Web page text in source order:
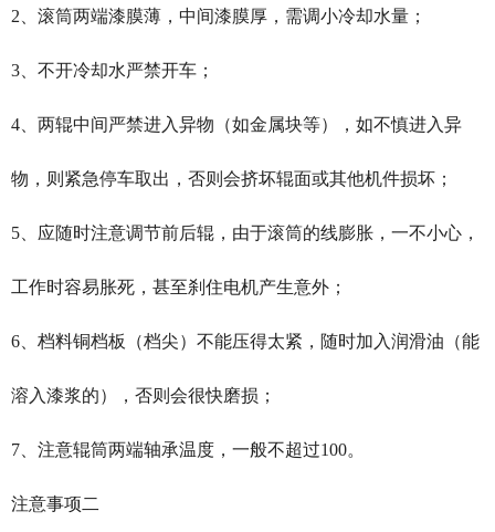
2、滚筒两端漆膜薄，中间漆膜厚，需调小冷却水量；
3、不开冷却水严禁开车；
4、两辊中间严禁进入异物（如金属块等），如不慎进入异
物，则紧急停车取出，否则会挤坏辊面或其他机件损坏；
5、应随时注意调节前后辊，由于滚筒的线膨胀，一不小心，
工作时容易胀死，甚至刹住电机产生意外；
6、档料铜档板（档尖）不能压得太紧，随时加入润滑油（能
溶入漆浆的），否则会很快磨损；
7、注意辊筒两端轴承温度，一般不超过100。
注意事项二